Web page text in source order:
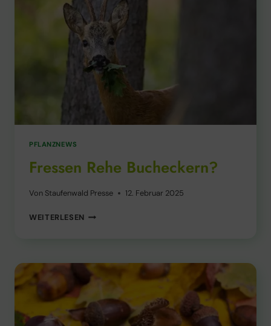
PFLANZNEWS
Fressen Rehe Bucheckern?
Von Staufenwald Presse 12. Februar 2025
WEITERLESEN FRESSEN